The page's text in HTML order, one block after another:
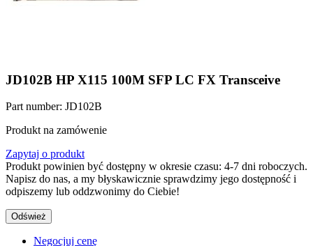
JD102B HP X115 100M SFP LC FX Transceive
Part number: JD102B
Produkt na zamówenie
Zapytaj o produkt
Produkt powinien być dostępny w okresie czasu: 4-7 dni roboczych.
Napisz do nas, a my błyskawicznie sprawdzimy jego dostępność i
odpiszemy lub oddzwonimy do Ciebie!
Negocjuj cenę